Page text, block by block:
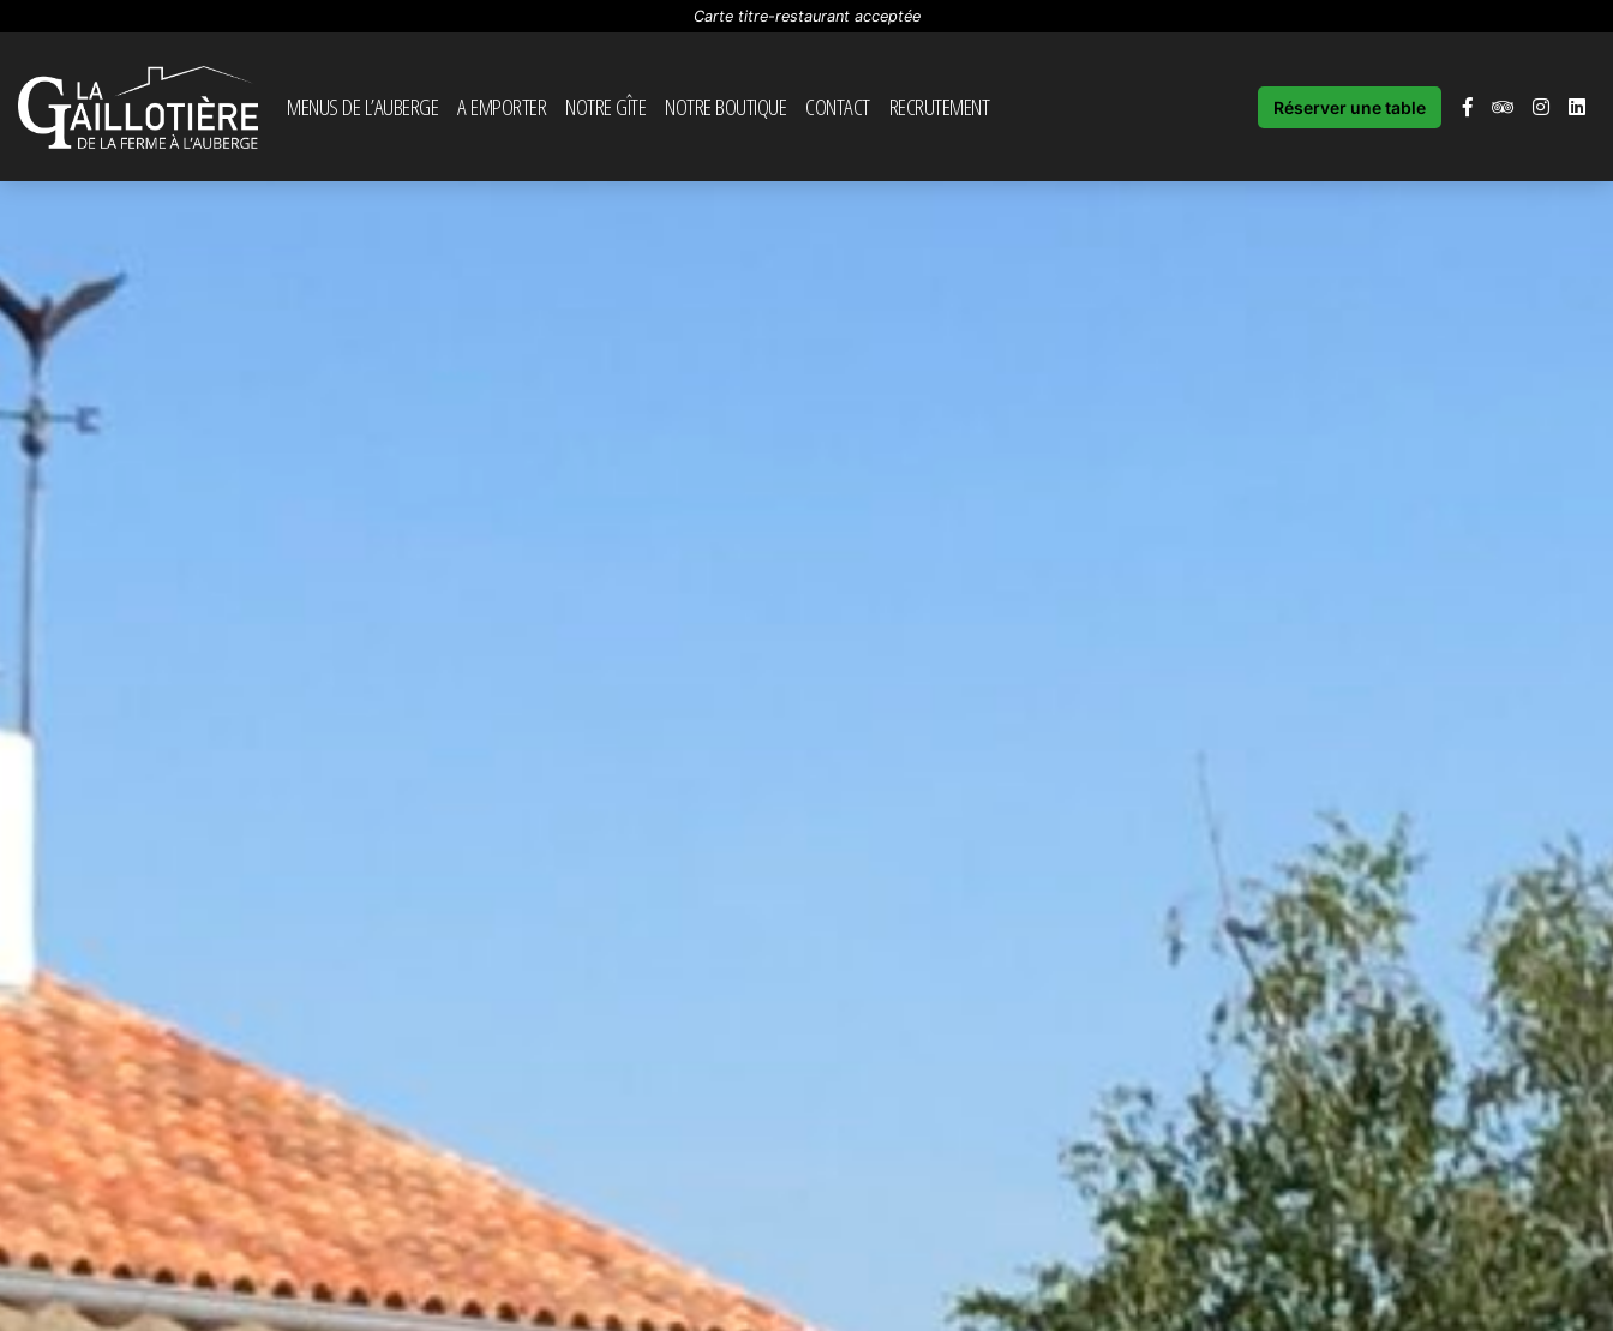
Carte titre-restaurant acceptée
MENUS DE L’AUBERGE A EMPORTER NOTRE GÎTE NOTRE BOUTIQUE CONTACT RECRUTEMENT Réserver une table